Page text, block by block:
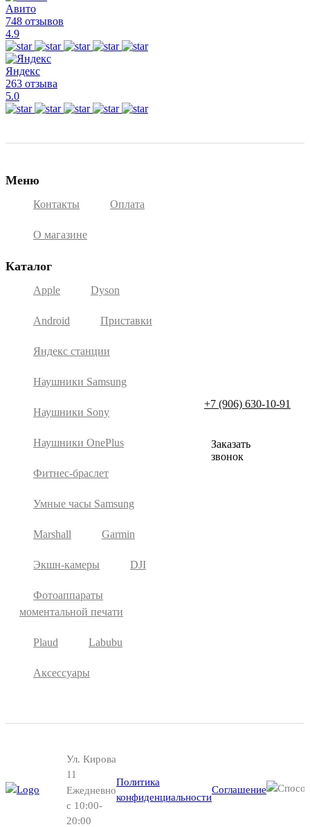
Авито
748 отзывов
4.9
Яндекс
263 отзыва
5.0
Меню
Контакты Оплата
О магазине
Каталог
Apple Dyson
Android Приставки
Яндекс станции
Наушники Samsung
Наушники Sony
Наушники OnePlus
Фитнес-браслет
Умные часы Samsung
Marshall Garmin
Экшн-камеры DJI
Фотоаппараты
моментальной печати
Plaud Labubu
Аксессуары
+7 (906) 630-10-91
Заказать
звонок
Ул. Кирова
11
Ежедневно
с 10:00-
20:00
Политика
конфиденциальности
Соглашение